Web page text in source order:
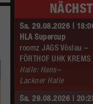
Sa. 29.08.2026 |
HLA Supercup
roomz JAGS Vöslau –
FÖRTHOF UHK KREMS
Halle: Hans–
Lackner Halle
Sa. 29.08.2026 |